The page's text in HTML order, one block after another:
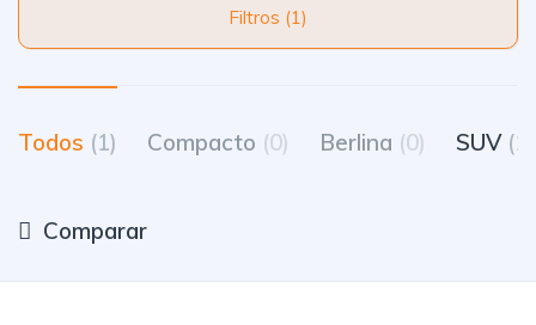
Filtros (1)
Todos (1) Compacto (0) Berlina (0) SUV (1)
Comparar